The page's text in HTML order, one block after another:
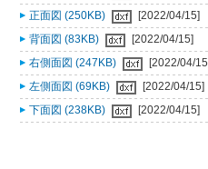
正面図 (250KB)
[2022/04/15]
背面図 (83KB)
[2022/04/15]
右側面図 (247KB)
[2022/04/
左側面図 (69KB)
[2022/04/15]
下面図 (238KB)
[2022/04/15]